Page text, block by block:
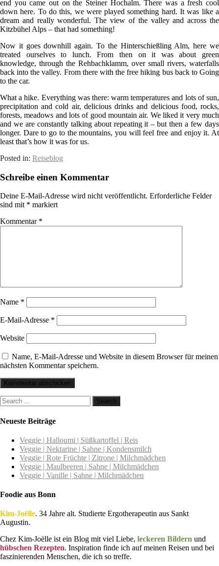
end you came out on the Steiner Hochalm. There was a fresh cool
down here. To do this, we were played something hard. It was like a
dream and really wonderful. The view of the valley and across the
Kitzbühel Alps – that had something!
Now it goes downhill again. To the Hinterschießling Alm, here we
treated ourselves to lunch. From then on it was about green
knowledge, through the Rehbachklamm, over small rivers, waterfalls
back into the valley. From there with the free hiking bus back to Going
to the car.
What a hike. Everything was there: warm temperatures and lots of sun,
precipitation and cold air, delicious drinks and delicious food, rocks,
forests, meadows and lots of good mountain air. We liked it very much
and we are constantly talking about repeating it – but then a few days
longer. Dare to go to the mountains, you will feel free and enjoy it. At
least that’s how it was for us.
Posted in: Reiseblog
Schreibe einen Kommentar
Deine E-Mail-Adresse wird nicht veröffentlicht. Erforderliche Felder
sind mit * markiert
Kommentar *
Name *
E-Mail-Adresse *
Website
Name, E-Mail-Adresse und Website in diesem Browser für meinen
nächsten Kommentar speichern.
Neueste Beiträge
Veggie | Halloumi | Süßkartoffel | Reis
Veggie | Nektarine | Sahne | Kondensmilch
Veggie | Rote Früchte | Zitrone | Milchmädchen
Veggie | Maulbeeren | Sahne | Milchmädchen
Veggie | Vanille | Sahne | Milchmädchen
Foodie aus Bonn
Kim-Joëlle. 34 Jahre alt. Studierte Ergotherapeutin aus Sankt
Augustin.
Chez Kim-Joëlle ist ein Blog mit viel Liebe, leckeren Bildern und
hübschen Rezepten. Inspiration finde ich auf meinen Reisen und bei
faszinierenden Menschen, die ich so treffe.